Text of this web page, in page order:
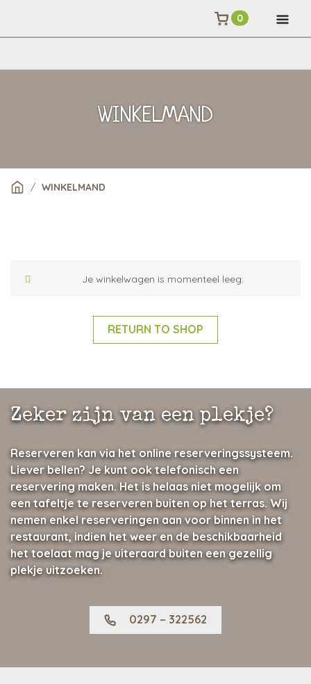
0
WINKELMAND
/ WINKELMAND
Je winkelwagen is momenteel leeg.
RETURN TO SHOP
Zeker zijn van een plekje?
Reserveren kan via het online reserveringssysteem.
Liever bellen? Je kunt ook telefonisch een
reservering maken. Het is helaas niet mogelijk om
een tafeltje te reserveren buiten op het terras. Wij
nemen enkel reserveringen aan voor binnen in het
restaurant, indien het weer en de beschikbaarheid
het toelaat mag je uiteraard buiten een gezellig
plekje uitzoeken.
0297 – 322562